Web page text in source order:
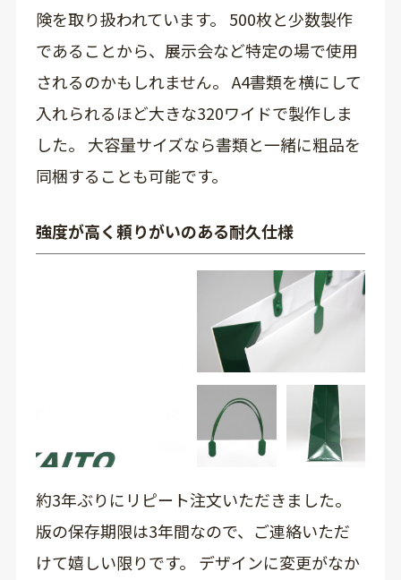
険を取り扱われています。 500枚と少数製作
であることから、展示会など特定の場で使用
されるのかもしれません。 A4書類を横にして
入れられるほど大きな320ワイドで製作しま
した。 大容量サイズなら書類と一緒に粗品を
同梱することも可能です。
強度が高く頼りがいのある耐久仕様
約3年ぶりにリピート注文いただきました。
版の保存期限は3年間なので、ご連絡いただ
けて嬉しい限りです。 デザインに変更がなか